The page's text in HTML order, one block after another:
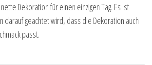
Dekoration für einen einzigen Tag. Es ist
darauf geachtet wird, dass die Dekoration auch
passt.